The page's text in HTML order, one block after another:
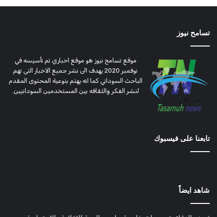
تسامح نيوز
موقع تسامح نيوز هو موقع اخباري تم تأسيسه في
نوفمبر 2020 يهدف الى نشر جميع الاخبار التى تهم
الباحث السوداني كما انه يهتم بنوعية المحتوى المقدم
لنشر الفكر والثقافه بين المستخدمين السودانيين.
تابعنا على فيسبوك
شاهد ايضاً